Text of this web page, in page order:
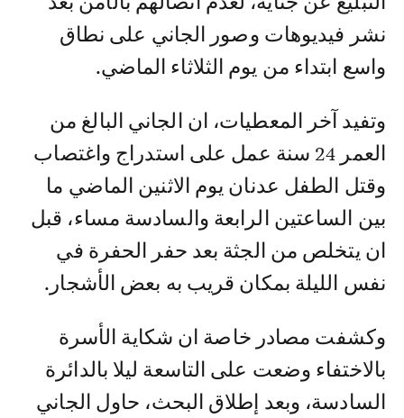
نشر فيديوهات وصور الجاني على نطاق
واسع ابتداء من يوم الثلاثاء الماضي.
وتفيد آخر المعطيات، ان الجاني البالغ من
العمر 24 سنة عمل على استدراج واغتصاب
وقتل الطفل عدنان يوم الاثنين الماضي ما
بين الساعتين الرابعة والسادسة مساء، قبل
ان يتخلص من الجثة بعد حفر الحفرة في
نفس الليلة بمكان قريب به بعض الأشجار.
وكشفت مصادر خاصة ان شكاية الأسرة
بالاختفاء وضعت على التاسعة ليلا بالدائرة
السادسة، وبعد إطلاق البحث، حاول الجاني